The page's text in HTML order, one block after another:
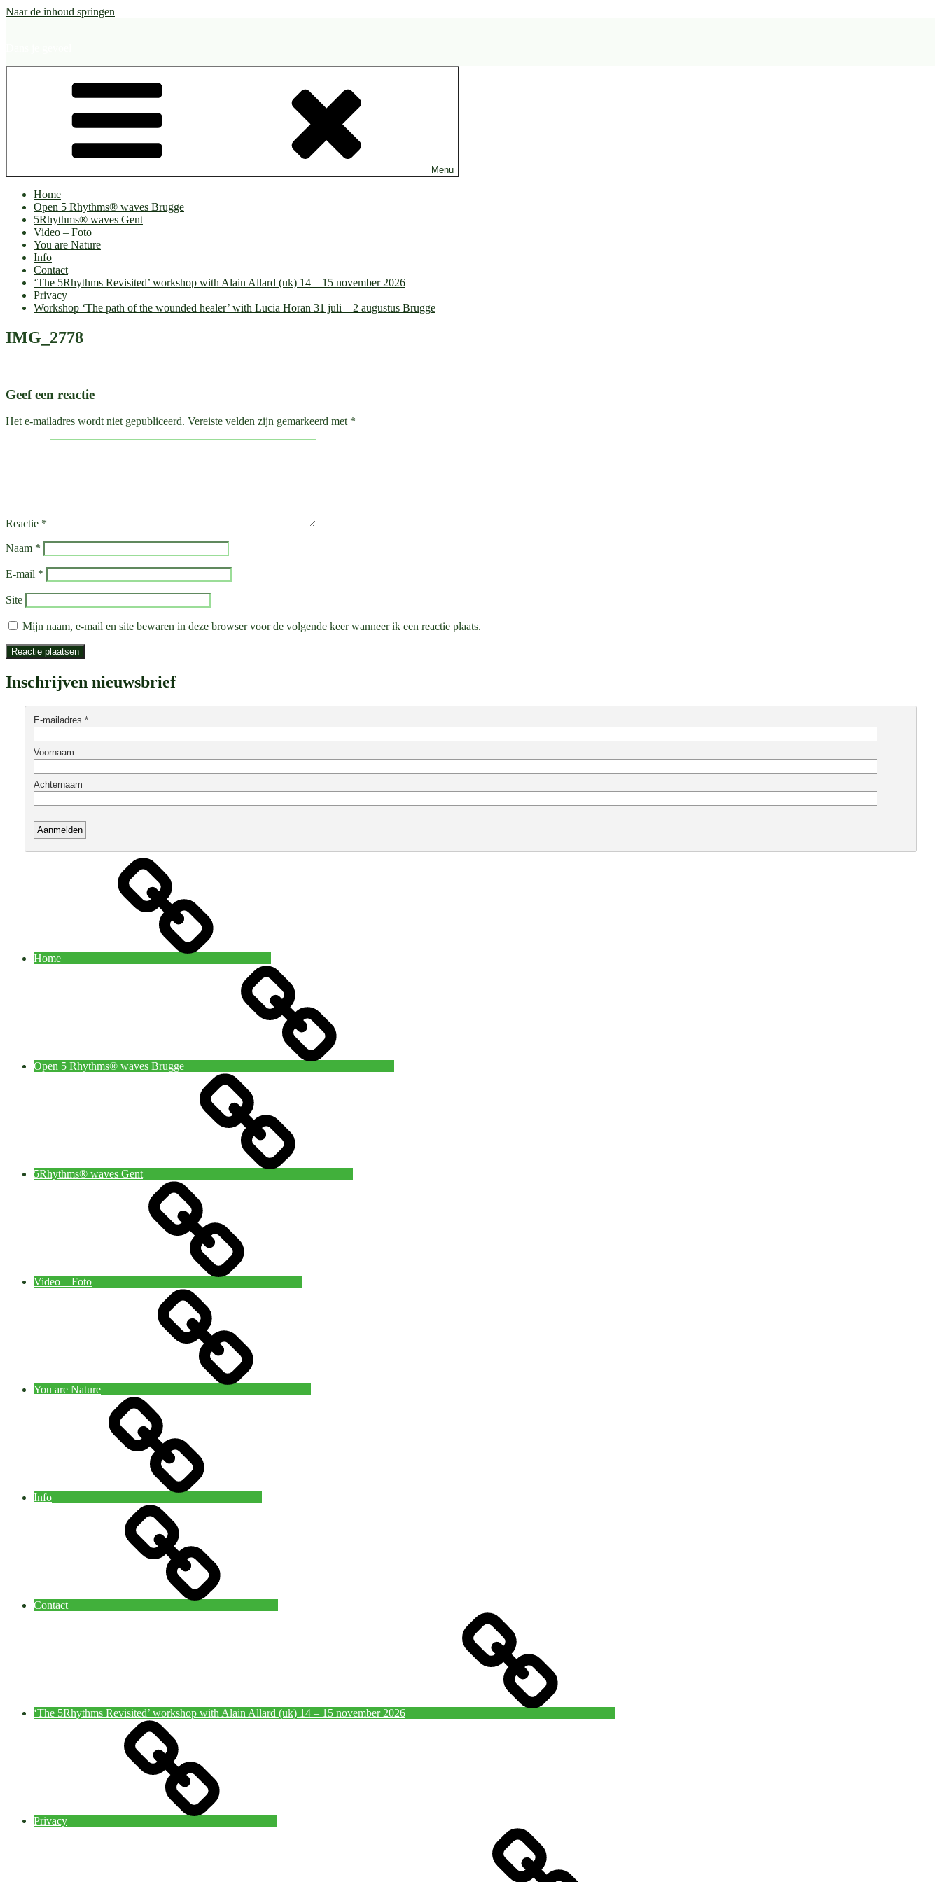
Naar de inhoud springen
Menu
Home
Open 5 Rhythms® waves Brugge
5Rhythms® waves Gent
Video – Foto
You are Nature
Info
Contact
‘The 5Rhythms Revisited’ workshop with Alain Allard (uk) 14 – 15 november 2026
Privacy
Workshop ‘The path of the wounded healer’ with Lucia Horan 31 juli – 2 augustus Brugge
IMG_2778
Geef een reactie
Het e-mailadres wordt niet gepubliceerd. Vereiste velden zijn gemarkeerd met *
Reactie *
Naam *
E-mail *
Site
Mijn naam, e-mail en site bewaren in deze browser voor de volgende keer wanneer ik een reactie plaats.
Inschrijven nieuwsbrief
Home
Open 5 Rhythms® waves Brugge
5Rhythms® waves Gent
Video – Foto
You are Nature
Info
Contact
‘The 5Rhythms Revisited’ workshop with Alain Allard (uk) 14 – 15 november 2026
Privacy